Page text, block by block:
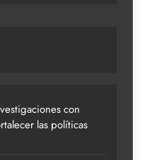
con
las políticas